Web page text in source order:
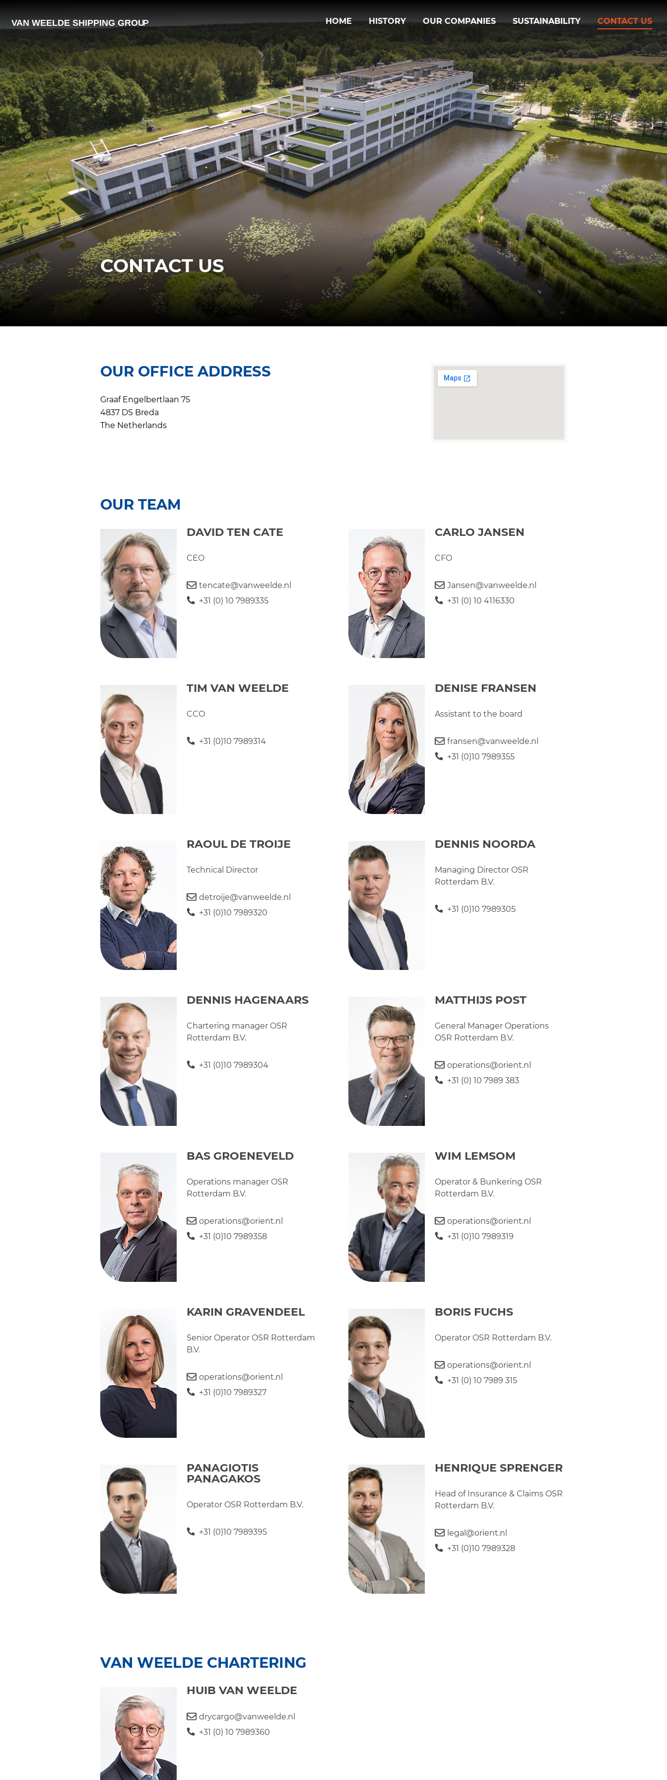
VAN WEELDE SHIPPING GROUP HOME HISTORY OUR COMPANIES SUSTAINABILITY CONTACT US
CONTACT US
OUR OFFICE ADDRESS
Graaf Engelbertlaan 75
4837 DS Breda
The Netherlands
OUR TEAM
DAVID TEN CATE
CEO
tencate@vanweelde.nl
+31 (0) 10 7989335
CARLO JANSEN
CFO
Jansen@vanweelde.nl
+31 (0) 10 4116330
TIM VAN WEELDE
CCO
+31 (0)10 7989314
DENISE FRANSEN
Assistant to the board
fransen@vanweelde.nl
+31 (0)10 7989355
RAOUL DE TROIJE
Technical Director
detroije@vanweelde.nl
+31 (0)10 7989320
DENNIS NOORDA
Managing Director OSR
Rotterdam B.V.
+31 (0)10 7989305
DENNIS HAGENAARS
Chartering manager OSR
Rotterdam B.V.
+31 (0)10 7989304
MATTHIJS POST
General Manager Operations
OSR Rotterdam B.V.
operations@orient.nl
+31 (0) 10 7989 383
BAS GROENEVELD
Operations manager OSR
Rotterdam B.V.
operations@orient.nl
+31 (0)10 7989358
WIM LEMSOM
Operator & Bunkering OSR
Rotterdam B.V.
operations@orient.nl
+31 (0)10 7989319
KARIN GRAVENDEEL
Senior Operator OSR Rotterdam
B.V.
operations@orient.nl
+31 (0)10 7989327
BORIS FUCHS
Operator OSR Rotterdam B.V.
operations@orient.nl
+31 (0) 10 7989 315
PANAGIOTIS
PANAGAKOS
Operator OSR Rotterdam B.V.
+31 (0)10 7989395
HENRIQUE SPRENGER
Head of Insurance & Claims OSR
Rotterdam B.V.
legal@orient.nl
+31 (0)10 7989328
VAN WEELDE CHARTERING
HUIB VAN WEELDE
drycargo@vanweelde.nl
+31 (0) 10 7989360